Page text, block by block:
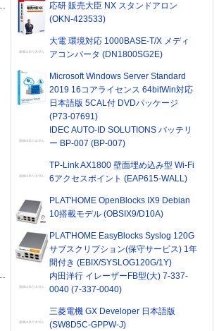
応研 販売大臣 NX スタンドアロン
(OKN-423533)
大電 環境対応 1000BASE-T/X メディ
アコンバータ (DN1800SG2E)
Microsoft Windows Server Standard
2019 16コアライセンス 64bitWin対応
日本語版 5CAL付 DVDパッケージ
(P73-07691)
IDEC AUTO-ID SOLUTIONS バッテリ
ー BP-007 (BP-007)
TP-Link AX1800 壁面埋め込み型 Wi-Fi
6アクセスポイント (EAP615-WALL)
PLAT'HOME OpenBlocks IX9 Debian
10搭載モデル (OBSIX9/D10A)
PLAT'HOME EasyBlocks Syslog 120G
サブスクリプション(保守サービス) 1年
間付き (EBIX/SYSLOG120G/1Y)
内田洋行 イレーザーFB型(大) 7-337-
0040 (7-337-0040)
三菱電機 GX Developer 日本語版
(SW8D5C-GPPW-J)